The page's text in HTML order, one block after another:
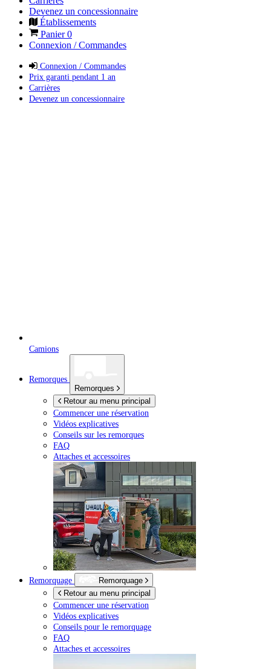
Devenez un concessionnaire
Établissements
Panier0
Connexion / Commandes
Connexion / Commandes
Prix garanti pendant 1 an
Carrières
Devenez un concessionnaire
Camions
Remorques
Remorques
Retour au menu principal
Commencer une réservation
Vidéos explicatives
Conseils sur les remorques
FAQ
Attaches et accessoires
Remorquage
Remorquage
Retour au menu principal
Commencer une réservation
Vidéos explicatives
Conseils pour le remorquage
FAQ
Attaches et accessoires